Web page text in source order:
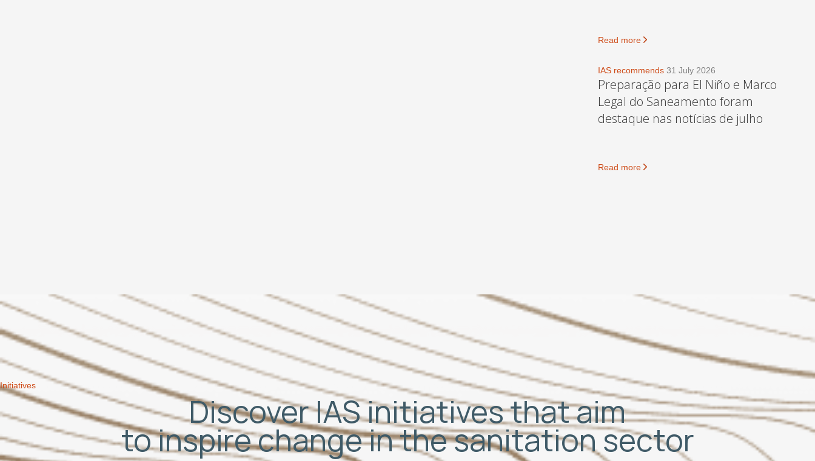
Read more
IAS recommends 31 July 2026
Preparação para El Niño e Marco
Legal do Saneamento foram
destaque nas notícias de julho
Read more
Initiatives
Discover IAS initiatives that aim
to inspire change in the sanitation sector